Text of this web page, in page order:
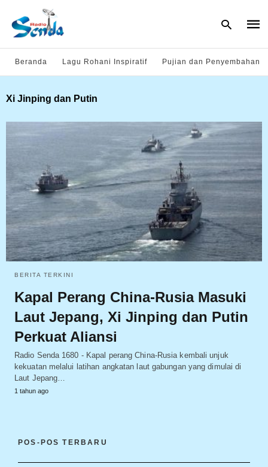
and
hit
Beranda Lagu Rohani Inspiratif Pujian dan Penyembahan
Xi Jinping dan Putin
BERITA TERKINI
Kapal Perang China-Rusia Masuki
Laut Jepang, Xi Jinping dan Putin
Perkuat Aliansi
Radio Senda 1680 - Kapal perang China-Rusia kembali unjuk
kekuatan melalui latihan angkatan laut gabungan yang dimulai di
Laut Jepang…
1 tahun ago
POS-POS TERBARU